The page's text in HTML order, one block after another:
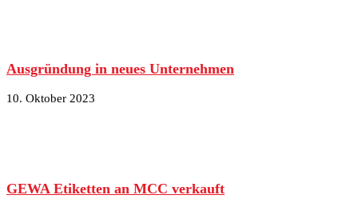
Ausgründung in neues Unternehmen
10. Oktober 2023
GEWA Etiketten an MCC verkauft